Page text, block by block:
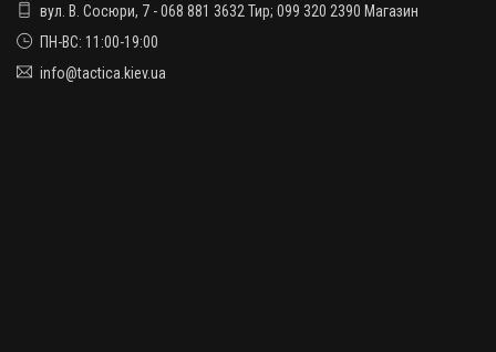
вул. В. Сосюри, 7 - 068 881 3632 Тир; 099 320 2390 Магазин
ПН-ВС: 11:00-19:00
info@tactica.kiev.ua